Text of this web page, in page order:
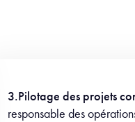
3.Pilotage des projets
responsable des